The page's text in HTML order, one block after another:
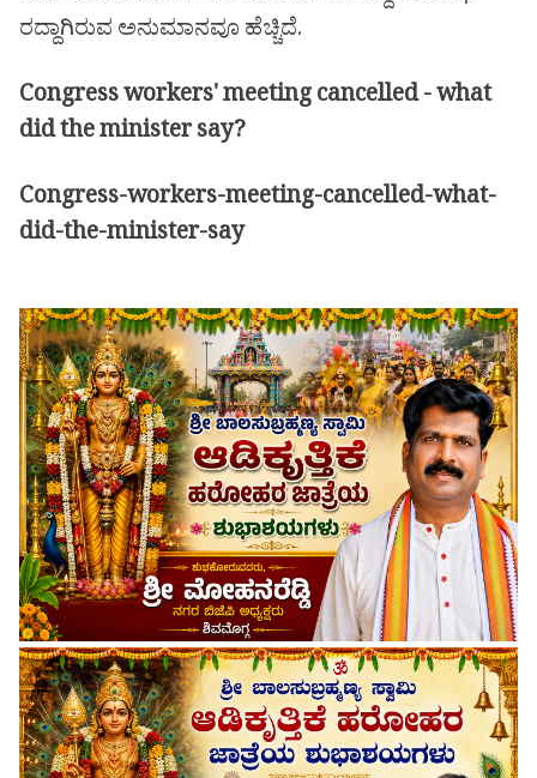
ರದ್ದಾಗಿರುವ ಅನುಮಾನವೂ ಹೆಚ್ಚಿದೆ.
Congress workers' meeting cancelled - what
did the minister say?
Congress-workers-meeting-cancelled-what-
did-the-minister-say